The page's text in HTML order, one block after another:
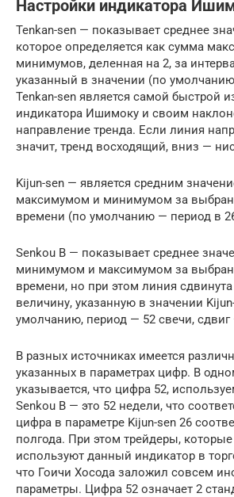
Настройки индикатора
Tenkan-sen — показывает среднее
которое определяется как сумма
минимумов, деленная на 2, за
указанный в значении (по
Tenkan-sen является самой быстрой
индикатора Ишимоку и своим
направление тренда. Если линия
значит, тренд восходящий, вниз —
Kijun-sen — является средним
максимумом и минимумом за
времени (по умолчанию — период в
Senkou B — показывает среднее
минимумом и максимумом за
времени, но при этом линия
величину, указанную в значении
умолчанию, период — 52 свечи, сдвиг
В разных источниках имеется
указанных в параметрах цифр. В
указывается, что цифра 52,
Senkou B — это 52 недели, что
цифра в параметре Kijun-sen 26
полгода. При этом трейдеры,
используют данный индикатор в
что Гоичи Хосода заложил совсем
параметры. Цифра 52 означает 2